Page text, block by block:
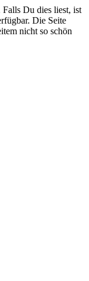
Du dies liest, ist
Die Seite
nicht so schön